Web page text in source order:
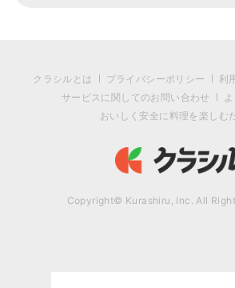
クラシルとは プライバシーポリシー 利
サービスに関してのお問い合わせ
おいしく安全に料理を楽しむ
Copyright© Kurashiru, Inc. All